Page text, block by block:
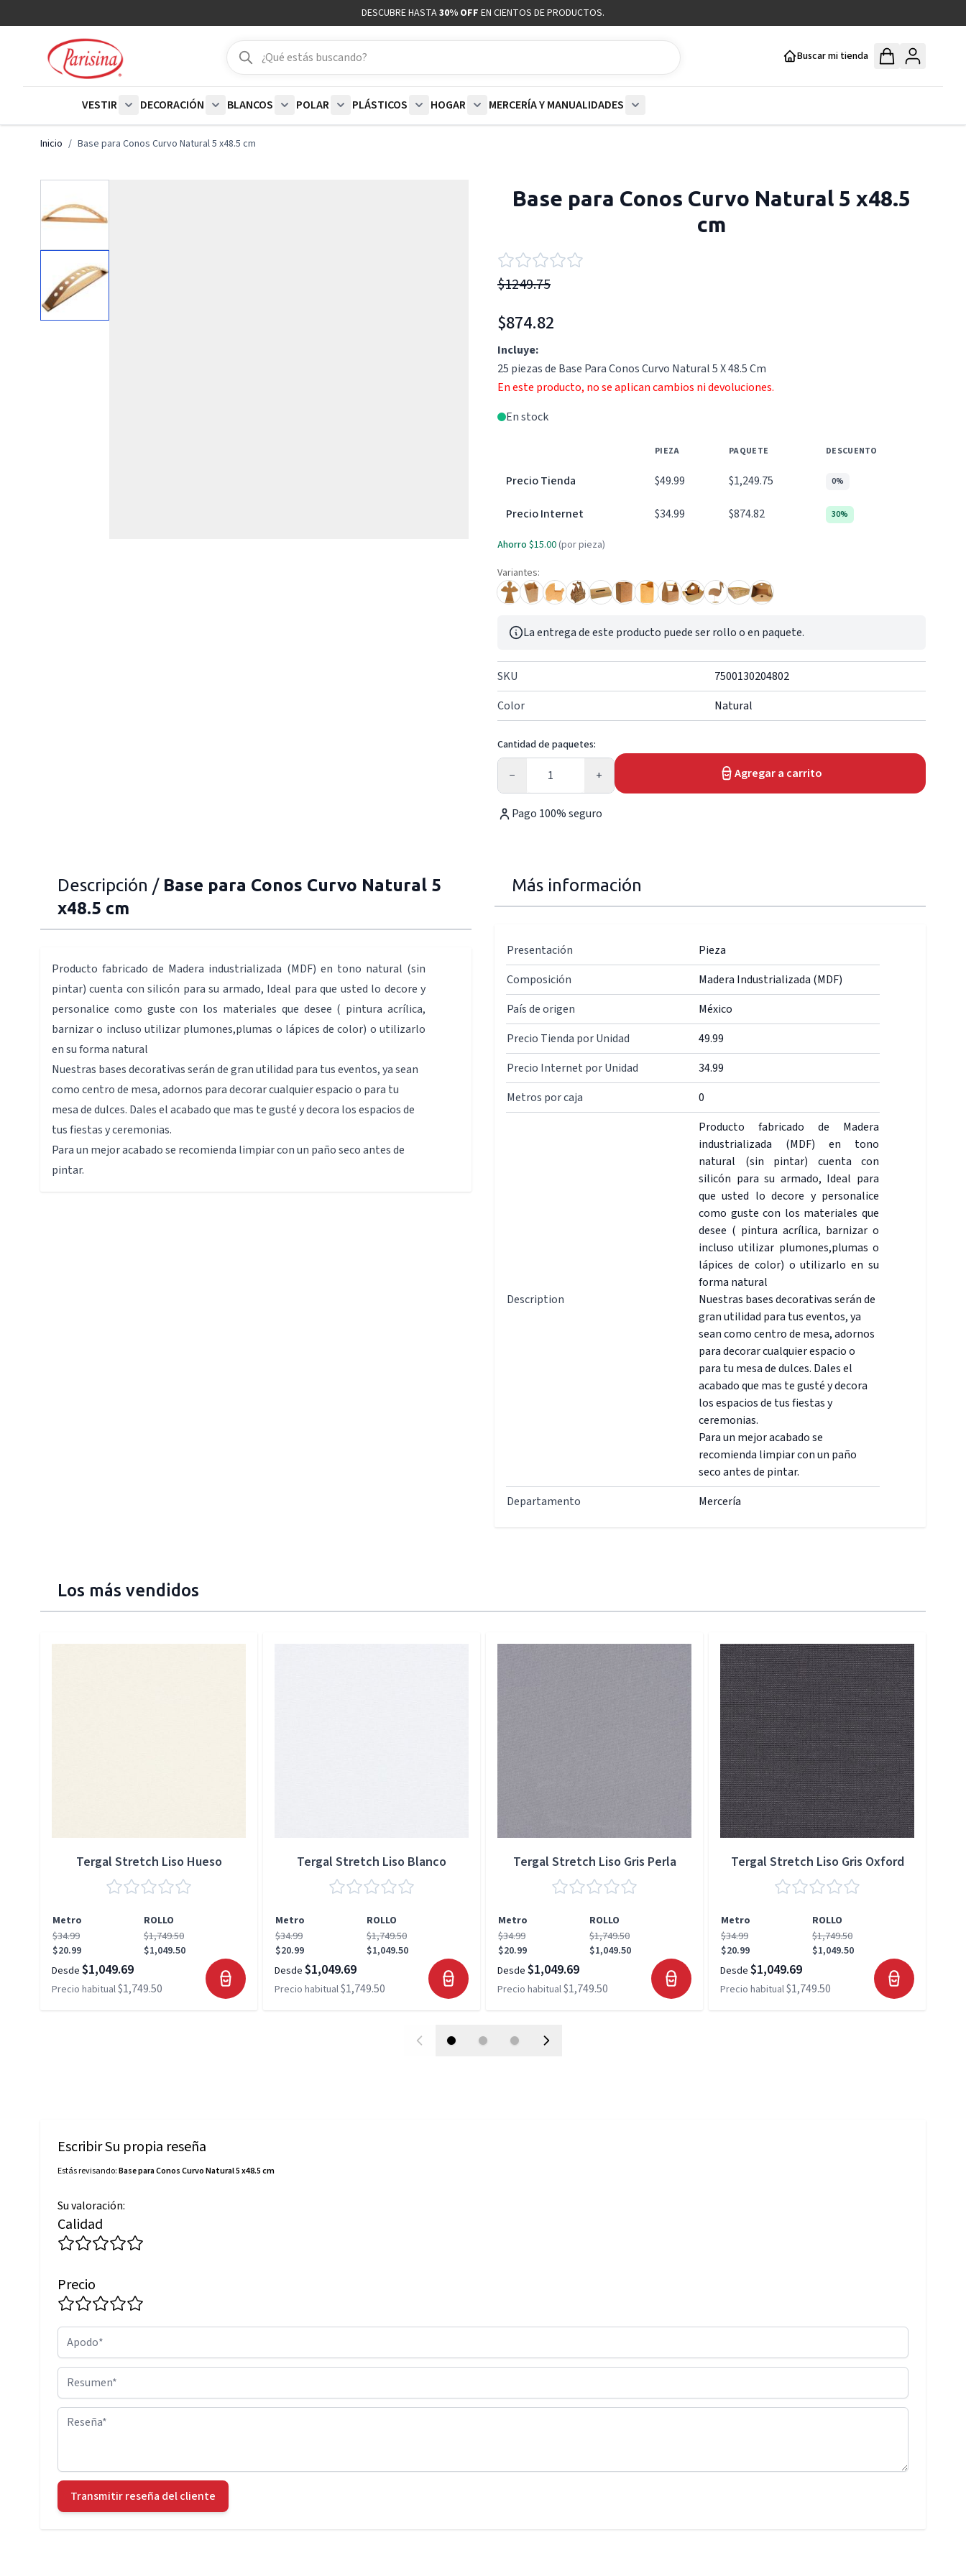
DESCUBRE HASTA30% OFF EN CIENTOS DE PRODUCTOS.
Buscar
Buscar
Buscar mi tienda
VESTIR
DECORACIÓN
BLANCOS
POLAR
PLÁSTICOS
HOGAR
MERCERÍA Y MANUALIDADES
Inicio / Base para Conos Curvo Natural 5 x48.5 cm
Base para Conos Curvo Natural 5 x48.5
cm
$1249.75
$874.82
Incluye:
25 piezas de Base Para Conos Curvo Natural 5 X 48.5 Cm
En este producto, no se aplican cambios ni devoluciones.
En stock
PIEZA PAQUETE DESCUENTO
Precio Tienda $49.99 $1,249.75 0%
Precio Internet $34.99 $874.82 30%
Ahorro $15.00 (por pieza)
Variantes:
La entrega de este producto puede ser rollo o en paquete.
SKU
7500130204802
Color
Natural
Cantidad de paquetes:
−
Cantidad
+ Agregar a carrito
Pago 100% seguro
Descripción / Base para Conos Curvo Natural 5
x48.5 cm
Producto fabricado de Madera industrializada (MDF) en tono natural (sin
pintar) cuenta con silicón para su armado, Ideal para que usted lo decore y
personalice como guste con los materiales que desee ( pintura acrílica,
barnizar o incluso utilizar plumones,plumas o lápices de color) o utilizarlo
en su forma natural
Nuestras bases decorativas serán de gran utilidad para tus eventos, ya sean
como centro de mesa, adornos para decorar cualquier espacio o para tu
mesa de dulces. Dales el acabado que mas te gusté y decora los espacios de
tus fiestas y ceremonias.
Para un mejor acabado se recomienda limpiar con un paño seco antes de
pintar.
Más información
Presentación
Pieza
Composición
Madera Industrializada (MDF)
País de origen
México
Precio Tienda por Unidad
49.99
Precio Internet por Unidad
34.99
Metros por caja
0
Description
Producto fabricado de Madera
industrializada (MDF) en tono
natural (sin pintar) cuenta con
silicón para su armado, Ideal para
que usted lo decore y personalice
como guste con los materiales que
desee ( pintura acrílica, barnizar o
incluso utilizar plumones,plumas o
lápices de color) o utilizarlo en su
forma natural
Nuestras bases decorativas serán de
gran utilidad para tus eventos, ya
sean como centro de mesa, adornos
para decorar cualquier espacio o
para tu mesa de dulces. Dales el
acabado que mas te gusté y decora
los espacios de tus fiestas y
ceremonias.
Para un mejor acabado se
recomienda limpiar con un paño
seco antes de pintar.
Departamento
Mercería
Los más vendidos
Tergal Stretch Liso Hueso
Metro
ROLLO
$34.99
$20.99
$1,749.50
$1,049.50
Desde $1,049.69
Precio habitual$1,749.50
Tergal Stretch Liso Blanco
Metro
ROLLO
$34.99
$20.99
$1,749.50
$1,049.50
Desde $1,049.69
Precio habitual$1,749.50
Tergal Stretch Liso Gris Perla
Metro
ROLLO
$34.99
$20.99
$1,749.50
$1,049.50
Desde $1,049.69
Precio habitual$1,749.50
Tergal Stretch Liso Gris Oxford
Metro
ROLLO
$34.99
$20.99
$1,749.50
$1,049.50
Desde $1,049.69
Precio habitual$1,749.50
Escribir Su propia reseña
Estás revisando:Base para Conos Curvo Natural 5 x48.5 cm
Su valoración:
Calidad
Precio
Apodo
Resumen
Reseña
Transmitir reseña del cliente